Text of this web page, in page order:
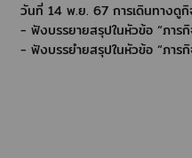
วันที่ 14 พ.ย. 67 การเดินทางดู
- ฟังบรรยายสรุปในหัวข้อ “ภาร
- ฟังบรรยำยสรุปในหัวข้อ “ภา